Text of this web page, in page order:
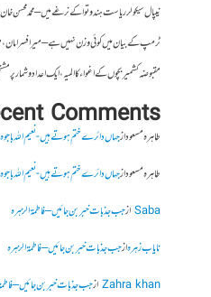
نیپال سیکولر ریاست ہندوتوا کے نرغے میں – محمد محسن
ٹرمپ کے بیان میں کوئی وزن نہیں ہے – میر
مقبوضہ کشمیر بچوں کے اغواء کا المیہ، ایک اعداد و شمار
Comments
طاہرہ مسعودازجہاں دائرے ختم ہوتے ہیں- نعیم اللہ باجوہ
طاہرہ مسعودازجہاں دائرے ختم ہوتے ہیں- نعیم اللہ باجوہ
Sabaازجب جذبات خبر بن جائیں – فاطمۃالزہرہ
نایاب زہرہازجب جذبات خبر بن جائیں – فاطمۃالزہرہ
Zahra khanازجب جذبات خبر بن جائیں –